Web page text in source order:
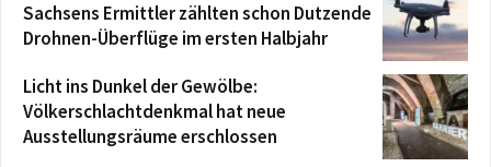
Sachsens Ermittler zählten schon Dutzende
Drohnen-Überflüge im ersten Halbjahr
Licht ins Dunkel der Gewölbe:
Völkerschlachtdenkmal hat neue
Ausstellungsräume erschlossen